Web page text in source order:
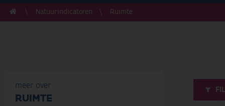
Natuurindicatoren Ruimte
meer over
RUIMTE